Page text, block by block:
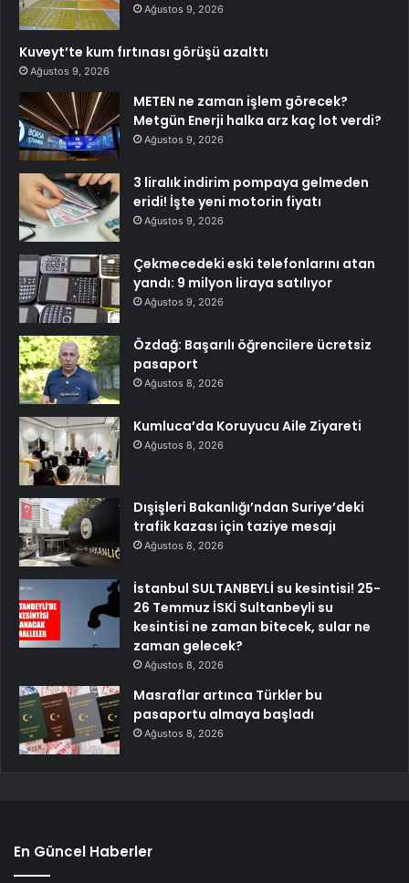
Ağustos 9, 2026
Kuveyt’te kum fırtınası görüşü azalttı
Ağustos 9, 2026
METEN ne zaman işlem görecek?
Metgün Enerji halka arz kaç lot verdi?
Ağustos 9, 2026
3 liralık indirim pompaya gelmeden
eridi! İşte yeni motorin fiyatı
Ağustos 9, 2026
Çekmecedeki eski telefonlarını atan
yandı: 9 milyon liraya satılıyor
Ağustos 9, 2026
Özdağ: Başarılı öğrencilere ücretsiz
pasaport
Ağustos 8, 2026
Kumluca’da Koruyucu Aile Ziyareti
Ağustos 8, 2026
Dışişleri Bakanlığı’ndan Suriye’deki
trafik kazası için taziye mesajı
Ağustos 8, 2026
İstanbul SULTANBEYLİ su kesintisi! 25-
26 Temmuz İSKİ Sultanbeyli su
kesintisi ne zaman bitecek, sular ne
zaman gelecek?
Ağustos 8, 2026
Masraflar artınca Türkler bu
pasaportu almaya başladı
Ağustos 8, 2026
En Güncel Haberler